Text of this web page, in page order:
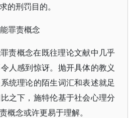
的刑罚目的。
罪责概念
责概念在既往理论文献中几乎
人感到惊讶。抛开具体的教义
统理论的陌生词汇和表述就足
之下，施特伦基于社会心理分
概念或许更易于理解。